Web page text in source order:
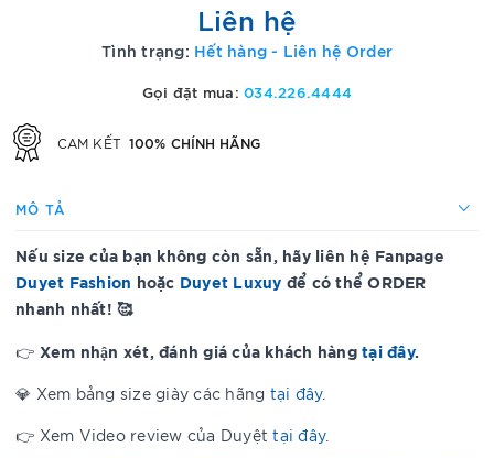
Liên hệ
Tình trạng: Hết hàng - Liên hệ Order
Gọi đặt mua:034.226.4444
CAM KẾT 100% CHÍNH HÃNG
MÔ TẢ
Nếu size của bạn không còn sẵn, hãy liên hệ Fanpage
Duyet Fashion hoặc Duyet Luxuy để có thể ORDER
nhanh nhất! 🥰
👉 Xem nhận xét, đánh giá của khách hàng tại đây.
💎 Xem bảng size giày các hãng tại đây.
👉 Xem Video review của Duyệttại đây.